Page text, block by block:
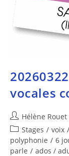
vocales
Hélène Rouet
Stages / voix /
polyphonie / 6
parle / ados /